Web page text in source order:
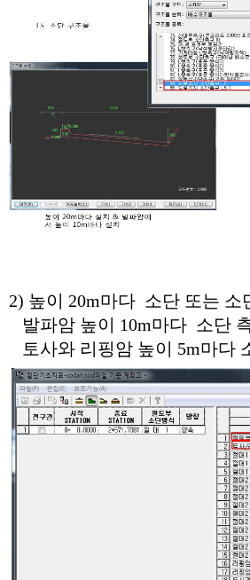
2) 높이 20m마다 소단 또는 소
발파암 높이 10m마다 소단
토사와 리핑암 높이 5m마다